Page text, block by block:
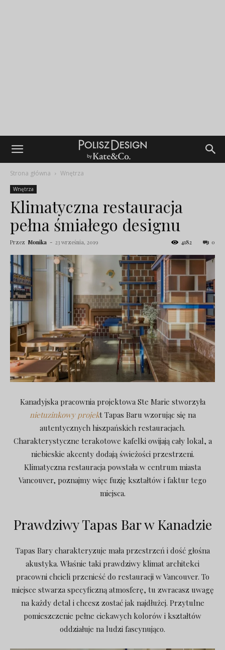
Strona główna Wnętrza
Wnętrza
Klimatyczna restauracja
pełna śmiałego designu
Przez Monika - 23 września, 2019 0
4182
Kanadyjska pracownia projektowa Ste Marie stworzyła
nietuzinkowy projekt Tapas Baru wzorując się na
autentycznych hiszpańskich restauracjach.
Charakterystyczne terakotowe kafelki owijają cały lokal, a
niebieskie akcenty dodają świeżości przestrzeni.
Klimatyczna restauracja powstała w centrum miasta
Vancouver, poznajmy więc fuzję kształtów i faktur tego
miejsca.
Prawdziwy Tapas Bar w Kanadzie
Tapas Bary charakteryzuje mała przestrzeń i dość głośna
akustyka. Właśnie taki prawdziwy klimat architekci
pracowni chcieli przenieść do restauracji w Vancouver. To
miejsce stwarza specyficzną atmosferę, tu zwracasz uwagę
na każdy detal i chcesz zostać jak najdłużej. Przytulne
pomieszczenie pełne ciekawych kolorów i kształtów
oddziałuje na ludzi fascynująco.